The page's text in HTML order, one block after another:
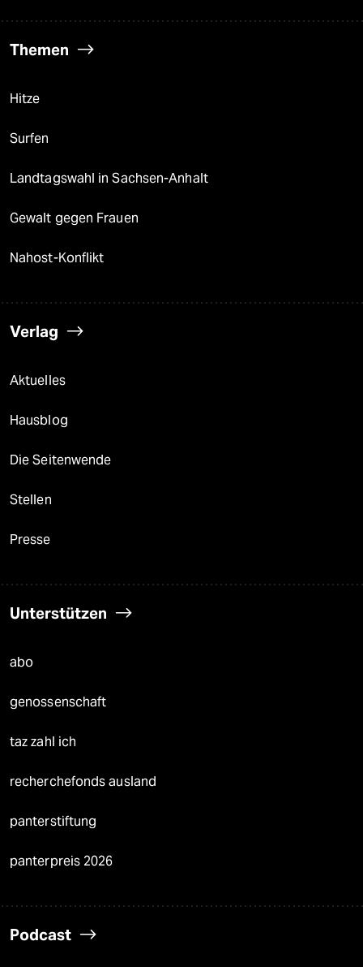
Themen
Hitze
Surfen
Landtagswahl in Sachsen-Anhalt
Gewalt gegen Frauen
Nahost-Konflikt
Verlag
Aktuelles
Hausblog
Die Seitenwende
Stellen
Presse
Unterstützen
abo
genossenschaft
taz zahl ich
recherchefonds ausland
panterstiftung
panterpreis 2026
Podcast